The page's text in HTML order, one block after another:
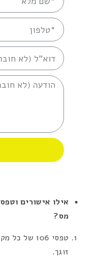
אילו אישורים
מס?
טפסי 106
זוגך.